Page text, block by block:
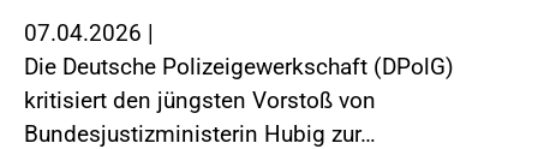
07.04.2026 |
Die Deutsche Polizeigewerkschaft (DPolG)
kritisiert den jüngsten Vorstoß von
Bundesjustizministerin Hubig zur…